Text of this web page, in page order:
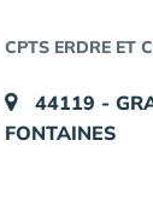
CPTS ERDRE ET
44119 -
FONTAINES